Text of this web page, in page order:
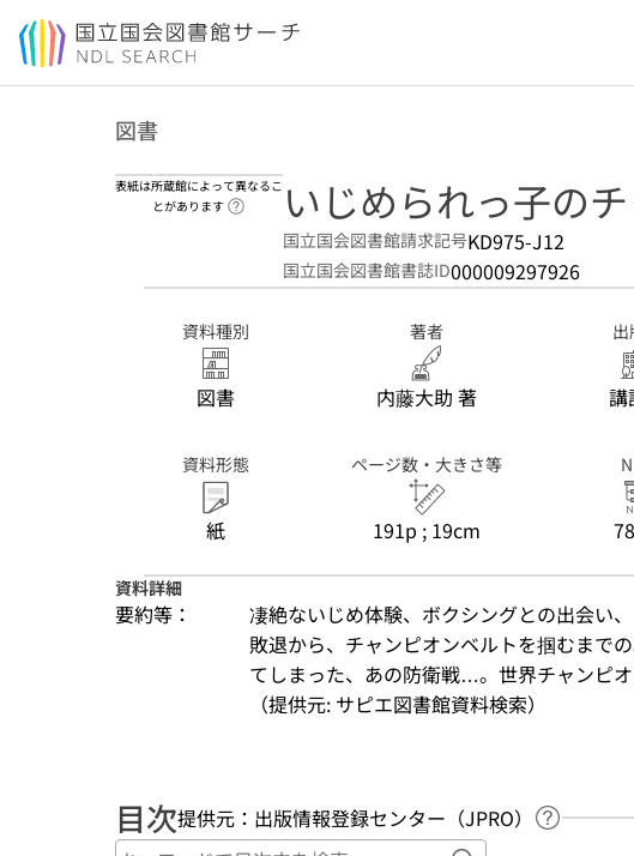
本文へ移動
図書
表紙は所蔵館によって異なるこ
とがあります
ヘルプページへのリンク
いじめられっ子の
国立国会図書館請求記号KD975-J12
国立国会図書館書誌ID000009297926
資料種別
図書
著者
内藤大助 著 講
資料形態
紙
ページ数・大きさ等
191p ; 19cm
資料詳細
要約等：
凄絶ないじめ体験、ボクシングとの出会い
敗退から、チャンピオンベルトを掴むまで
てしまった、あの防衛戦…。世界チャンピオ
（提供元: サピエ図書館資料検索）
目次提供元：出版情報登録センター（JPRO）
ヘルプペ